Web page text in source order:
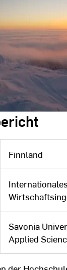
Finnland
Savonia
Applied